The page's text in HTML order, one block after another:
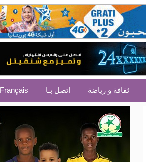
ثقافة و رياضة اتصل بنا Français